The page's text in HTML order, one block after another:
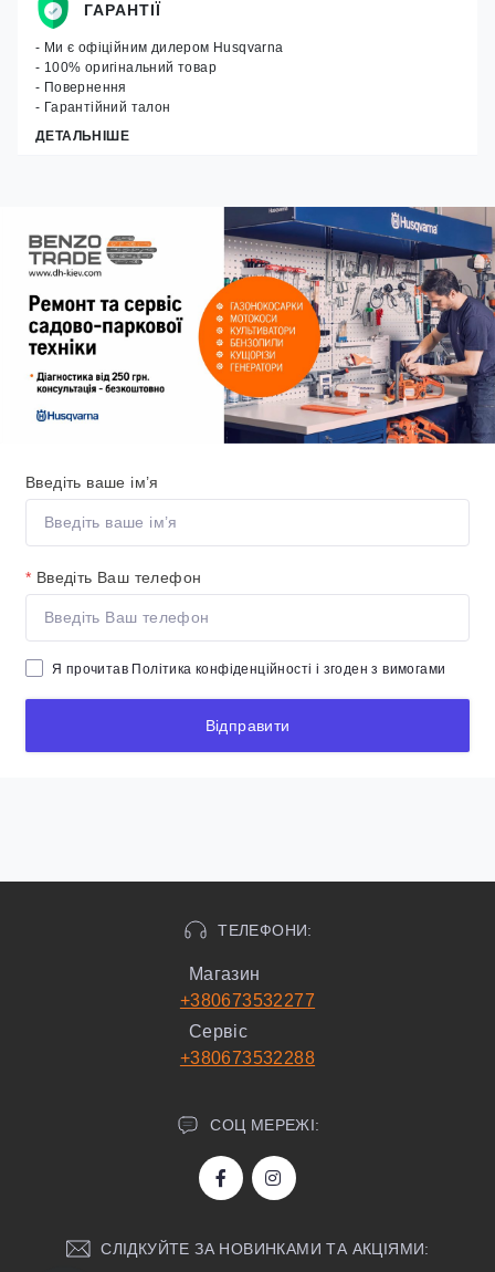
ГАРАНТІЇ
- Ми є офіційним дилером Husqvarna
- 100% оригінальний товар
- Повернення
- Гарантійний талон
ДЕТАЛЬНІШЕ
Введіть ваше ім’я
* Введіть Ваш телефон
Я прочитав Політика конфіденційності і згоден з вимогами
Відправити
ТЕЛЕФОНИ:
Магазин
+380673532277
Сервіс
+380673532288
СОЦ МЕРЕЖІ:
СЛІДКУЙТЕ ЗА НОВИНКАМИ ТА АКЦІЯМИ: